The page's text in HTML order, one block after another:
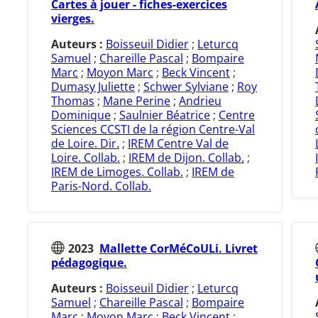
Cartes à jouer - fiches-exercices
vierges.
Auteurs : Boisseuil Didier ; Leturcq
Samuel ; Chareille Pascal ; Bompaire
Marc ; Moyon Marc ; Beck Vincent ;
Dumasy Juliette ; Schwer Sylviane ; Roy
Thomas ; Mane Perine ; Andrieu
Dominique ; Saulnier Béatrice ; Centre
Sciences CCSTI de la région Centre-Val
de Loire. Dir. ; IREM Centre Val de
Loire. Collab. ; IREM de Dijon. Collab. ;
IREM de Limoges. Collab. ; IREM de
Paris-Nord. Collab.
2023 Mallette CorMéCoULi. Livret
pédagogique.
Auteurs : Boisseuil Didier; Leturcq
Samuel ; Chareille Pascal ; Bompaire